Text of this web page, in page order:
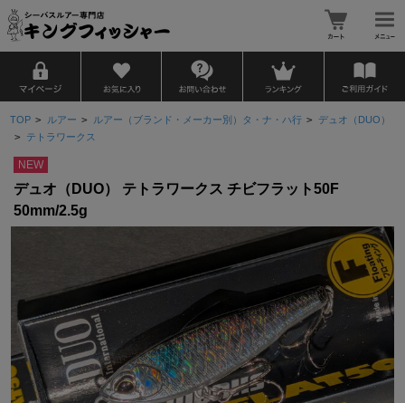
TOP > ルアー > ルアー（ブランド・メーカー別）タ・ナ・ハ行 > デュオ（DUO）
> テトラワークス
NEW
デュオ（DUO） テトラワークス チビフラット50F
50mm/2.5g